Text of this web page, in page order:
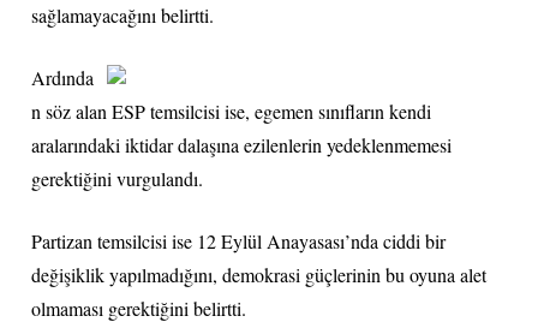
sağlamayacağını belirtti.
Ardında
n söz alan ESP temsilcisi ise, egemen sınıfların kendi
aralarındaki iktidar dalaşına ezilenlerin yedeklenmemesi
gerektiğini vurgulandı.
Partizan temsilcisi ise 12 Eylül Anayasası’nda ciddi bir
değişiklik yapılmadığını, demokrasi güçlerinin bu oyuna alet
olmaması gerektiğini belirtti.